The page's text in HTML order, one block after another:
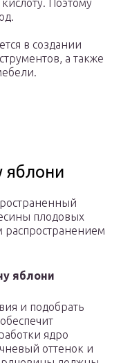
Поэтому
в создании
а также
яблони
плодовых
распространением
яблони
и подобрать
ядро
оттенок и